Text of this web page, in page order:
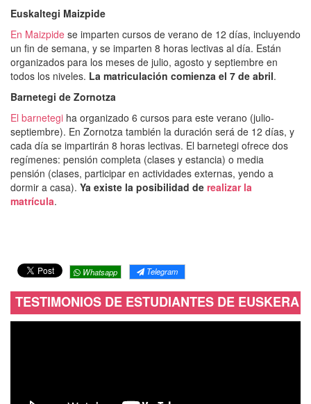
Euskaltegi Maizpide
En Maizpide se imparten cursos de verano de 12 días, incluyendo
un fin de semana, y se imparten 8 horas lectivas al día. Están
organizados para los meses de julio, agosto y septiembre en
todos los niveles. La matriculación comienza el 7 de abril.
Barnetegi de Zornotza
El barnetegi ha organizado 6 cursos para este verano (julio-
septiembre). En Zornotza también la duración será de 12 días, y
cada día se impartirán 8 horas lectivas. El barnetegi ofrece dos
regímenes: pensión completa (clases y estancia) o media
pensión (clases, participar en actividades externas, yendo a
dormir a casa). Ya existe la posibilidad de realizar la
matrícula.
Whatsapp Telegram
TESTIMONIOS DE ESTUDIANTES DE EUSKERA